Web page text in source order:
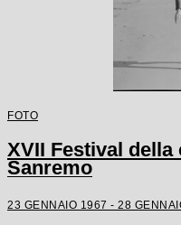
FOTO
XVII Festival della
Sanremo
23 GENNAIO 1967 - 28